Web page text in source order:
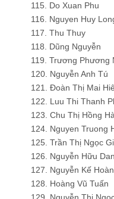
115. Do Xuan Phu
116. Nguyen Huy
117. Thu Thuy
118. Dũng Nguyễn
119. Trương Phương
120. Nguyễn Anh Tú
121. Đoàn Thị Mai
122. Luu Thi Thanh
123. Chu Thị Hồng Hà
124. Nguyen Truong
125. Trần Thị Ngọc
126. Nguyễn Hữu
127. Nguyễn Kế
128. Hoàng Vũ Tuấn